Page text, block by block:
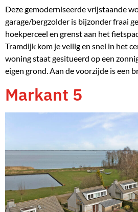
Deze gemoderniseerde vrijstaande
garage/bergzolder is bijzonder fraai
hoekperceel en grenst aan het
Tramdijk kom je veilig en snel in het
woning staat gesitueerd op een
eigen grond. Aan de voorzijde is een
Markant 5